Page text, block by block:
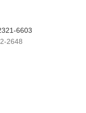
6603
2648